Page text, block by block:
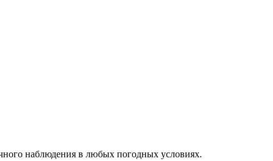
наблюдения в любых погодных условиях.